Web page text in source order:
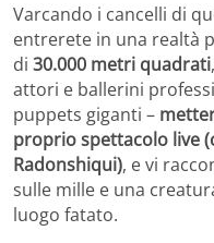
Varcando i cancelli di
entrerete in una realtà
di 30.000 metri quadrati
attori e ballerini
puppets giganti –
proprio spettacolo live
Radonshiqui), e vi
sulle mille e una
luogo fatato.